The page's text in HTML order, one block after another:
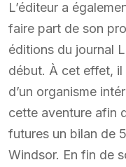
L’éditeur a
faire part de son
éditions du journal
début. À cet effet, il
d’un organisme
cette aventure afin
futures un bilan de
Windsor. En fin de